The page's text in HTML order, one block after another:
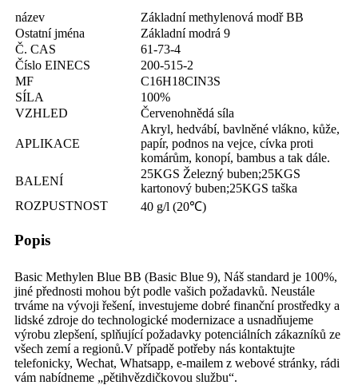
název
Základní methylenová modř BB
Ostatní jména
Základní modrá 9
Č. CAS
61-73-4
Číslo EINECS
200-515-2
MF
C16H18CIN3S
SÍLA
100%
VZHLED
Červenohnědá síla
APLIKACE
Akryl, hedvábí, bavlněné vlákno, kůže,
papír, podnos na vejce, cívka proti
komárům, konopí, bambus a tak dále.
BALENÍ
25KGS Železný buben;25KGS
kartonový buben;25KGS taška
ROZPUSTNOST
40 g/l (20℃)
Popis
Basic Methylen Blue BB (Basic Blue 9), Náš standard je 100%,
jiné přednosti mohou být podle vašich požadavků. Neustále
trváme na vývoji řešení, investujeme dobré finanční prostředky a
lidské zdroje do technologické modernizace a usnadňujeme
výrobu zlepšení, splňující požadavky potenciálních zákazníků ze
všech zemí a regionů.V případě potřeby nás kontaktujte
telefonicky, Wechat, Whatsapp, e-mailem z webové stránky, rádi
vám nabídneme „pětihvězdičkovou službu“.